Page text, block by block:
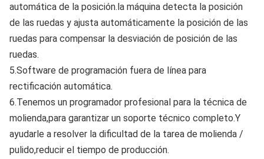
automática de la posición.la máquina detecta la posición
de las ruedas y ajusta automáticamente la posición de las
ruedas para compensar la desviación de posición de las
ruedas.
5.Software de programación fuera de línea para
rectificación automática.
6.Tenemos un programador profesional para la técnica de
molienda,para garantizar un soporte técnico completo.Y
ayudarle a resolver la dificultad de la tarea de molienda /
pulido,reducir el tiempo de producción.